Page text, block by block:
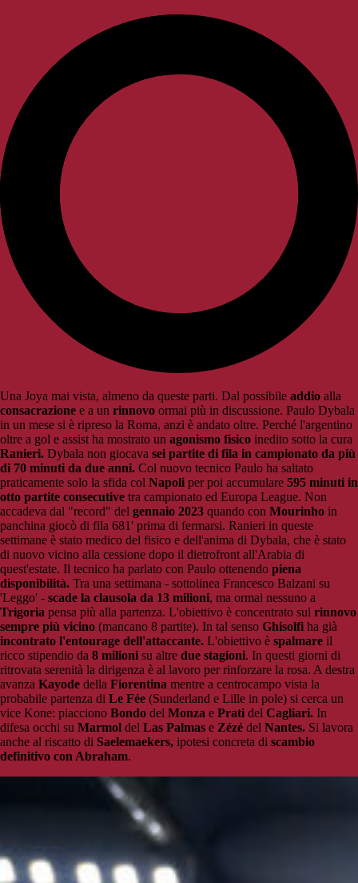
Una Joya mai vista, almeno da queste parti. Dal possibile addio alla
consacrazione e a un rinnovo ormai più in discussione. Paulo Dybala
in un mese si è ripreso la Roma, anzi è andato oltre. Perché l'argentino
oltre a gol e assist ha mostrato un agonismo fisico inedito sotto la cura
Ranieri. Dybala non giocava sei partite di fila in campionato da più
di 70 minuti da due anni. Col nuovo tecnico Paulo ha saltato
praticamente solo la sfida col Napoli per poi accumulare 595 minuti in
otto partite consecutive tra campionato ed Europa League. Non
accadeva dal "record" del gennaio 2023 quando con Mourinho in
panchina giocò di fila 681' prima di fermarsi. Ranieri in queste
settimane è stato medico del fisico e dell'anima di Dybala, che è stato
di nuovo vicino alla cessione dopo il dietrofront all'Arabia di
quest'estate. Il tecnico ha parlato con Paulo ottenendo piena
disponibilità. Tra una settimana - sottolinea Francesco Balzani su
'Leggo' - scade la clausola da 13 milioni, ma ormai nessuno a
Trigoria pensa più alla partenza. L'obiettivo è concentrato sul rinnovo
sempre più vicino (mancano 8 partite). In tal senso Ghisolfi ha già
incontrato l'entourage dell'attaccante. L'obiettivo è spalmare il
ricco stipendio da 8 milioni su altre due stagioni. In questi giorni di
ritrovata serenità la dirigenza è al lavoro per rinforzare la rosa. A destra
avanza Kayode della Fiorentina mentre a centrocampo vista la
probabile partenza di Le Fée (Sunderland e Lille in pole) si cerca un
vice Kone: piacciono Bondo del Monza e Prati del Cagliari. In
difesa occhi su Marmol del Las Palmas e Zézé del Nantes. Si lavora
anche al riscatto di Saelemaekers, ipotesi concreta di scambio
definitivo con Abraham.